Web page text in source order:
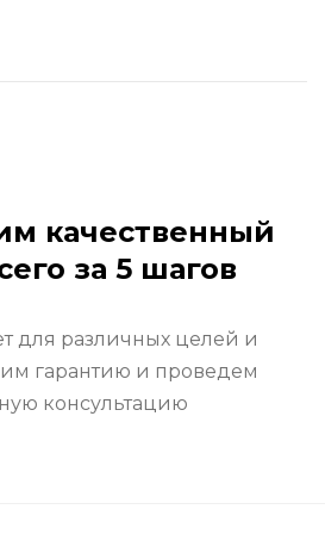
качественный
за 5 шагов
для различных целей и
гарантию и проведем
консультацию